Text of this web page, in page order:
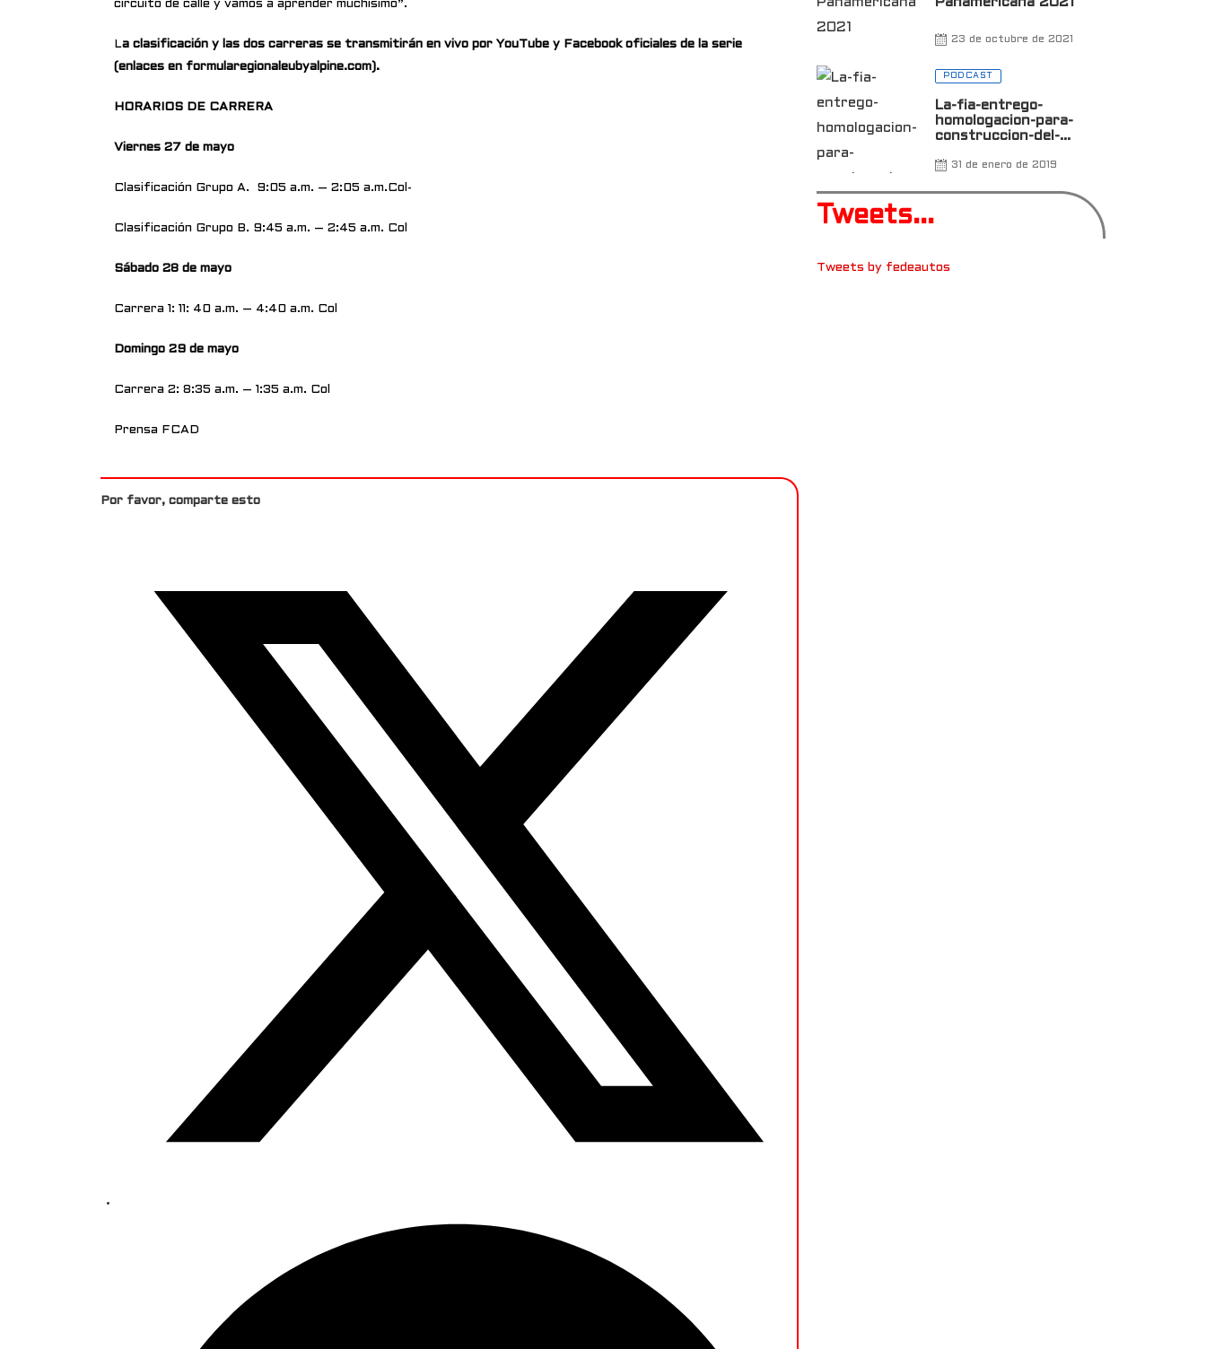
circuito de calle y vamos a aprender muchísimo”.
La clasificación y las dos carreras se transmitirán en vivo por YouTube y Facebook oficiales de la serie
(enlaces en formularegionaleubyalpine.com).
HORARIOS DE CARRERA
Viernes 27 de mayo
Clasificación Grupo A. 9:05 a.m. – 2:05 a.m.Col-
Clasificación Grupo B. 9:45 a.m. – 2:45 a.m. Col
Sábado 28 de mayo
Carrera 1: 11: 40 a.m. – 4:40 a.m. Col
Domingo 29 de mayo
Carrera 2: 8:35 a.m. – 1:35 a.m. Col
Prensa FCAD
Por favor, comparte esto
23 de octubre de 2021
PODCAST
La-fia-entrego-
homologacion-para-
construccion-del-
31 de enero de 2019
Tweets...
Tweets by fedeautos